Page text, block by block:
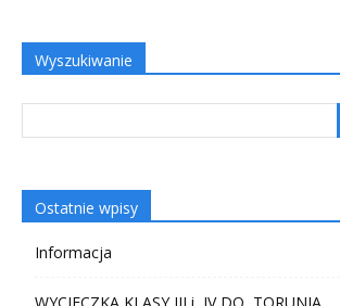
Wyszukiwanie
Ostatnie wpisy
Informacja